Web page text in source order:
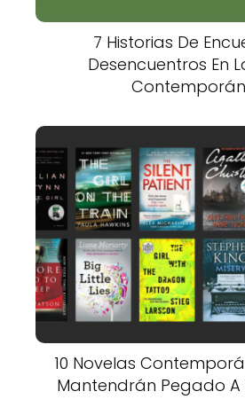
7 Historias De
Desencuentros En
10 Novelas
Mantendrán Pegado A